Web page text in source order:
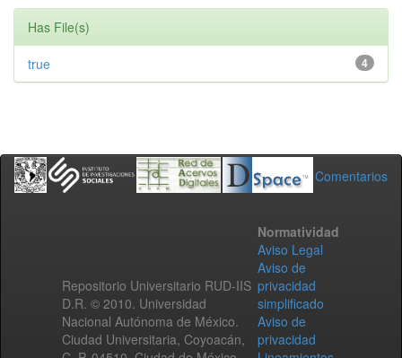
Has File(s)
4
true
Comentarios
Repositorio Universitario RUD-IIS
D.R. © 2010. Universidad
Nacional Autónoma de México.
Ciudad Universitaria, Coyoacán,
Normatividad
Aviso Legal
Aviso de
privacidad
simplificado
Aviso de
privacidad